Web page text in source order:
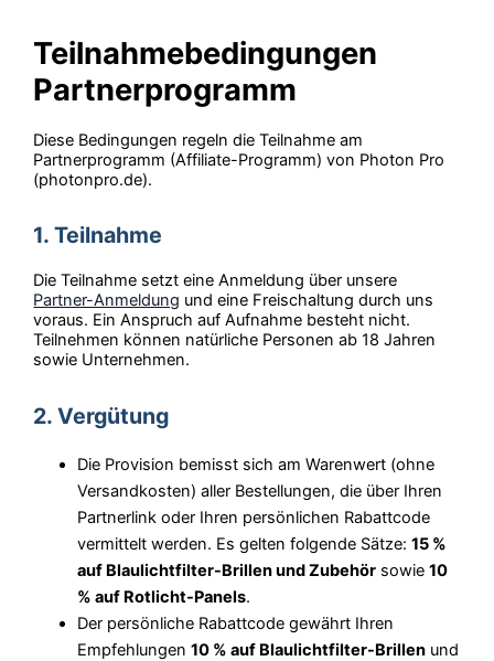
Teilnahmebedingungen
Partnerprogramm
Diese Bedingungen regeln die Teilnahme am
Partnerprogramm (Affiliate-Programm) von Photon Pro
(photonpro.de).
1. Teilnahme
Die Teilnahme setzt eine Anmeldung über unsere
Partner-Anmeldung und eine Freischaltung durch uns
voraus. Ein Anspruch auf Aufnahme besteht nicht.
Teilnehmen können natürliche Personen ab 18 Jahren
sowie Unternehmen.
2. Vergütung
Die Provision bemisst sich am Warenwert (ohne
Versandkosten) aller Bestellungen, die über Ihren
Partnerlink oder Ihren persönlichen Rabattcode
vermittelt werden. Es gelten folgende Sätze:15 %
auf Blaulichtfilter-Brillen und Zubehör sowie10
% auf Rotlicht-Panels.
Der persönliche Rabattcode gewährt Ihren
Empfehlungen10 % auf Blaulichtfilter-Brillen und